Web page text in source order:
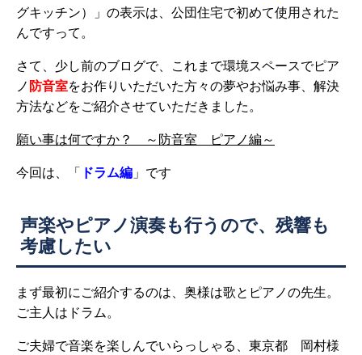
グキッチン）」の表示は、公団住宅で初めて使用された
んですって。
さて、少し前のブログで、これまで環境スペースでピア
ノ 防音室をお作りいただいた方々の夢やお悩み事、解決
方法などをご紹介させていただきました。
願い事は何ですか？ ～防音室 ピアノ編～
今回は、「 ドラム編 」です
声楽やピアノ演奏も行うので、残響も
考慮したい
まず最初にご紹介するのは、奥様は歌とピアノの先生。
ご主人はドラム。
ご夫婦で音楽を楽しんでいらっしゃる、東京都 岡村様